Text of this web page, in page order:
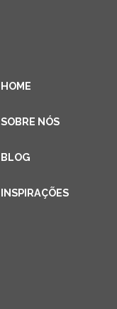
HOME
SOBRE NÓS
BLOG
INSPIRAÇÕES